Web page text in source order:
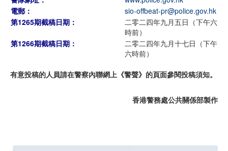
電郵：
sio-offbeat-pr@police.gov.hk
第1265期截稿日期：
二零二四年九月五日（下午六
時前）
第1266期截稿日期：
二零二四年九月十七日（下午
六時前）
有意投稿的人員請在警察內聯網上《警聲》的頁面參閱投稿須知。
香港警務處公共關係部製作